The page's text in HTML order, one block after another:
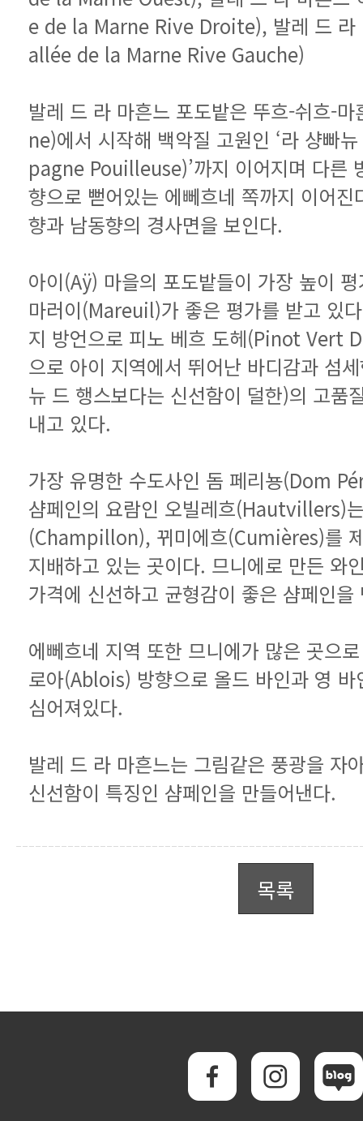
allée de la Marne Rive Gauche)
향과 남동향의 경사면을 보인다.
내고 있다.
가격에 신선하고 균형감이 좋은 샴페인을
심어져있다.
신선함이 특징인 샴페인을 만들어낸다.
목록